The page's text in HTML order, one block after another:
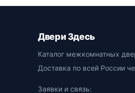
Двери Здесь
Каталог межкомнатных
Доставка по всей России
Заявки и связь: